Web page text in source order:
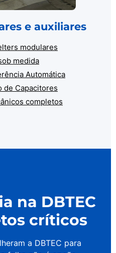
e auxiliares
modulares
medida
Automática
de Capacitores
completos
na DBTEC
críticos
a DBTEC para